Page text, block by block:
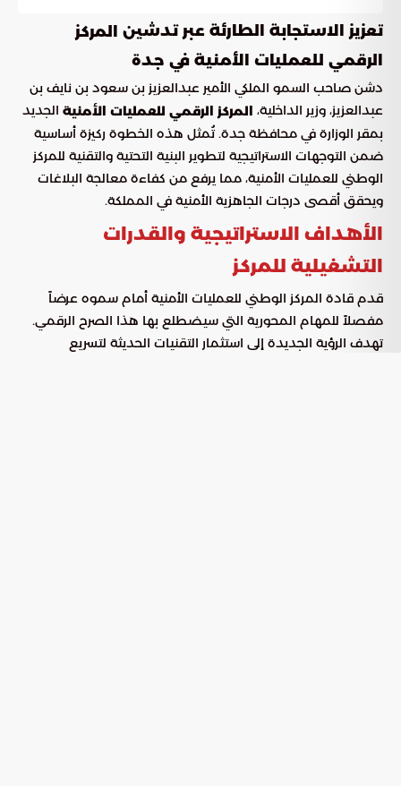
تعزيز الاستجابة الطارئة عبر تدشين
المركز
الرقمي للعمليات الأمنية في جدة
دشن صاحب السمو الملكي الأمير عبدالعزيز بن سعود بن نايف بن
عبدالعزيز، وزير الداخلية، المركز الرقمي للعمليات الأمنية الجديد
بمقر الوزارة في محافظة جدة. تُمثل هذه الخطوة ركيزة أساسية
ضمن التوجهات الاستراتيجية لتطوير البنية التحتية والتقنية للمركز
الوطني للعمليات الأمنية، مما يرفع من كفاءة معالجة البلاغات
ويحقق أقصى درجات الجاهزية الأمنية في المملكة.
الأهداف الاستراتيجية والقدرات
التشغيلية للمركز
قدم قادة المركز الوطني للعمليات الأمنية أمام سموه عرضاً
مفصلاً للمهام المحورية التي سيضطلع بها هذا الصرح الرقمي.
تهدف الرؤية الجديدة إلى استثمار التقنيات الحديثة لتسريع